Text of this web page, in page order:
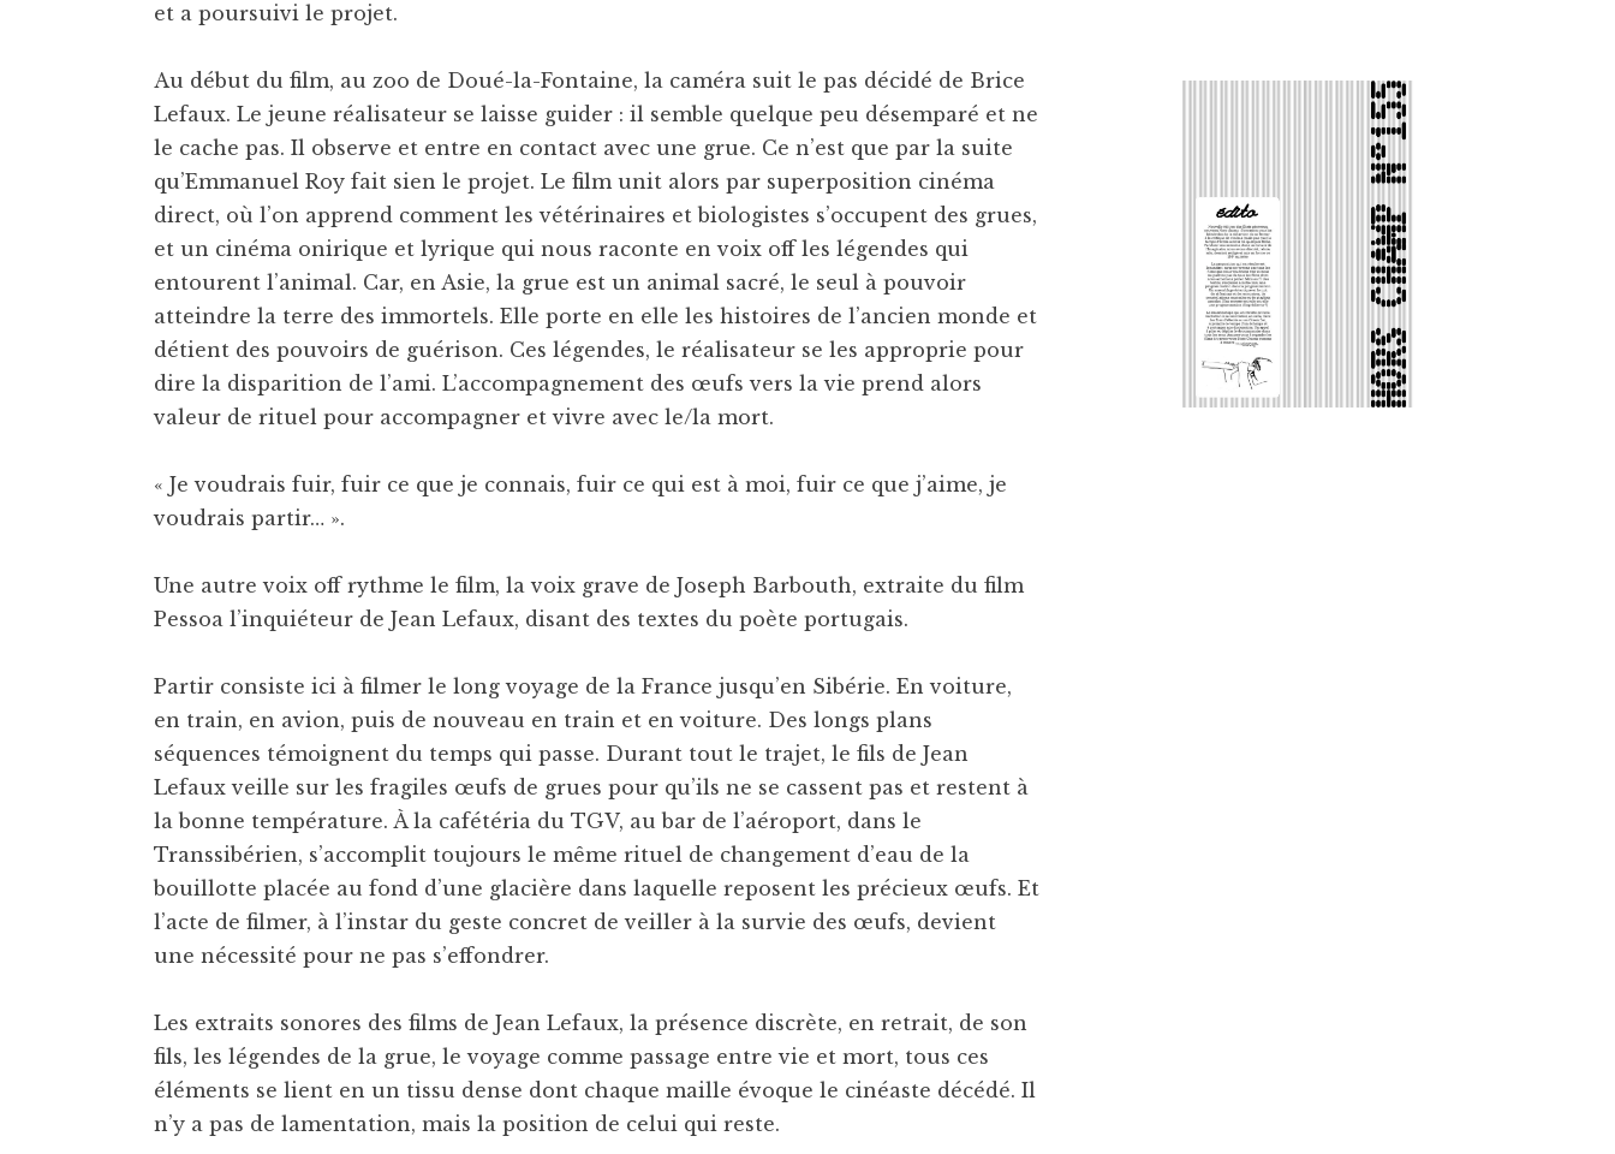
et a poursuivi le projet.
Au début du film, au zoo de Doué-la-Fontaine, la caméra suit le pas décidé de Brice
Lefaux. Le jeune réalisateur se laisse guider : il semble quelque peu désemparé et ne
le cache pas. Il observe et entre en contact avec une grue. Ce n’est que par la suite
qu’Emmanuel Roy fait sien le projet. Le film unit alors par superposition cinéma
direct, où l’on apprend comment les vétérinaires et biologistes s’occupent des grues,
et un cinéma onirique et lyrique qui nous raconte en voix off les légendes qui
entourent l’animal. Car, en Asie, la grue est un animal sacré, le seul à pouvoir
atteindre la terre des immortels. Elle porte en elle les histoires de l’ancien monde et
détient des pouvoirs de guérison. Ces légendes, le réalisateur se les approprie pour
dire la disparition de l’ami. L’accompagnement des œufs vers la vie prend alors
valeur de rituel pour accompagner et vivre avec le/la mort.
« Je voudrais fuir, fuir ce que je connais, fuir ce qui est à moi, fuir ce que j’aime, je
voudrais partir… ».
Une autre voix off rythme le film, la voix grave de Joseph Barbouth, extraite du film
Pessoa l’inquiéteur de Jean Lefaux, disant des textes du poète portugais.
Partir consiste ici à filmer le long voyage de la France jusqu’en Sibérie. En voiture,
en train, en avion, puis de nouveau en train et en voiture. Des longs plans
séquences témoignent du temps qui passe. Durant tout le trajet, le fils de Jean
Lefaux veille sur les fragiles œufs de grues pour qu’ils ne se cassent pas et restent à
la bonne température. À la cafétéria du TGV, au bar de l’aéroport, dans le
Transsibérien, s’accomplit toujours le même rituel de changement d’eau de la
bouillotte placée au fond d’une glacière dans laquelle reposent les précieux œufs. Et
l’acte de filmer, à l’instar du geste concret de veiller à la survie des œufs, devient
une nécessité pour ne pas s’effondrer.
Les extraits sonores des films de Jean Lefaux, la présence discrète, en retrait, de son
fils, les légendes de la grue, le voyage comme passage entre vie et mort, tous ces
éléments se lient en un tissu dense dont chaque maille évoque le cinéaste décédé. Il
n’y a pas de lamentation, mais la position de celui qui reste.